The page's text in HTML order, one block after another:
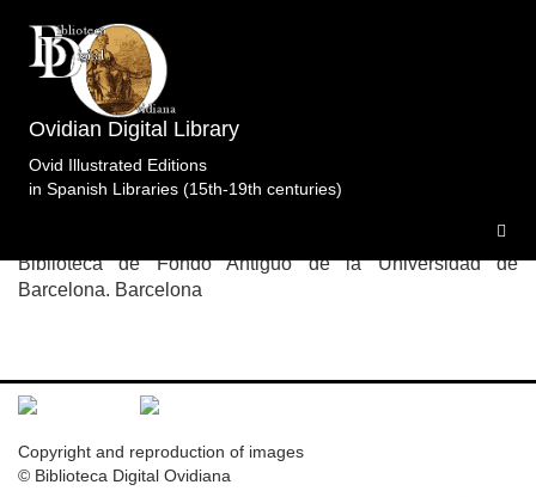
Ovidian Digital Library
Ovid Illustrated Editions
in Spanish Libraries (15th-19th centuries)
Topic: Ovidio, exiliado, habla con su libro en Libro 1
(f. I). Specimens of the edition
Tristes.Merula.Tacuino.Venecia.1524.
Biblioteca de Fondo Antiguo de la Universidad de
Barcelona. Barcelona
Copyright and reproduction of images
© Biblioteca Digital Ovidiana